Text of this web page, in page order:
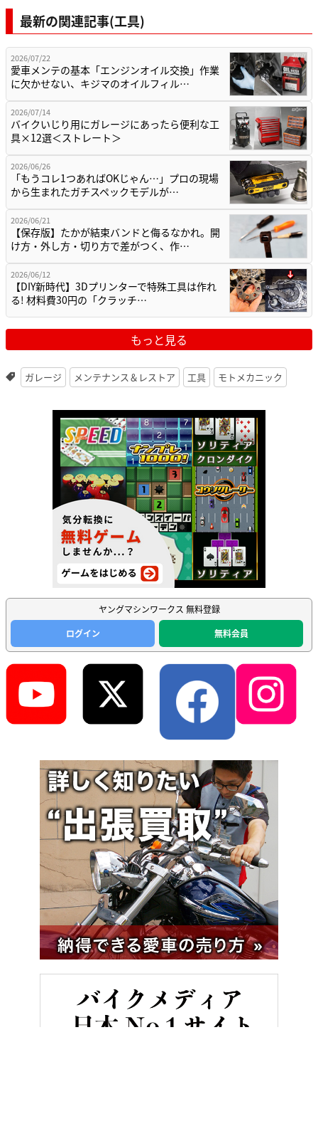
最新の関連記事(工具)
2026/07/22
愛車メンテの基本「エンジンオイル交換」作業
に欠かせない、キジマのオイルフィル…
2026/07/14
バイクいじり用にガレージにあったら便利な工
具×12選＜ストレート＞
2026/06/26
「もうコレ1つあればOKじゃん…」プロの現場
から生まれたガチスペックモデルが…
2026/06/21
【保存版】たかが結束バンドと侮るなかれ。開
け方・外し方・切り方で差がつく、作…
2026/06/12
【DIY新時代】3Dプリンターで特殊工具は作れ
る! 材料費30円の「クラッチ…
もっと見る
ガレージ メンテナンス＆レストア 工具 モトメカニック
ヤングマシンワークス 無料登録
ログイン
無料会員